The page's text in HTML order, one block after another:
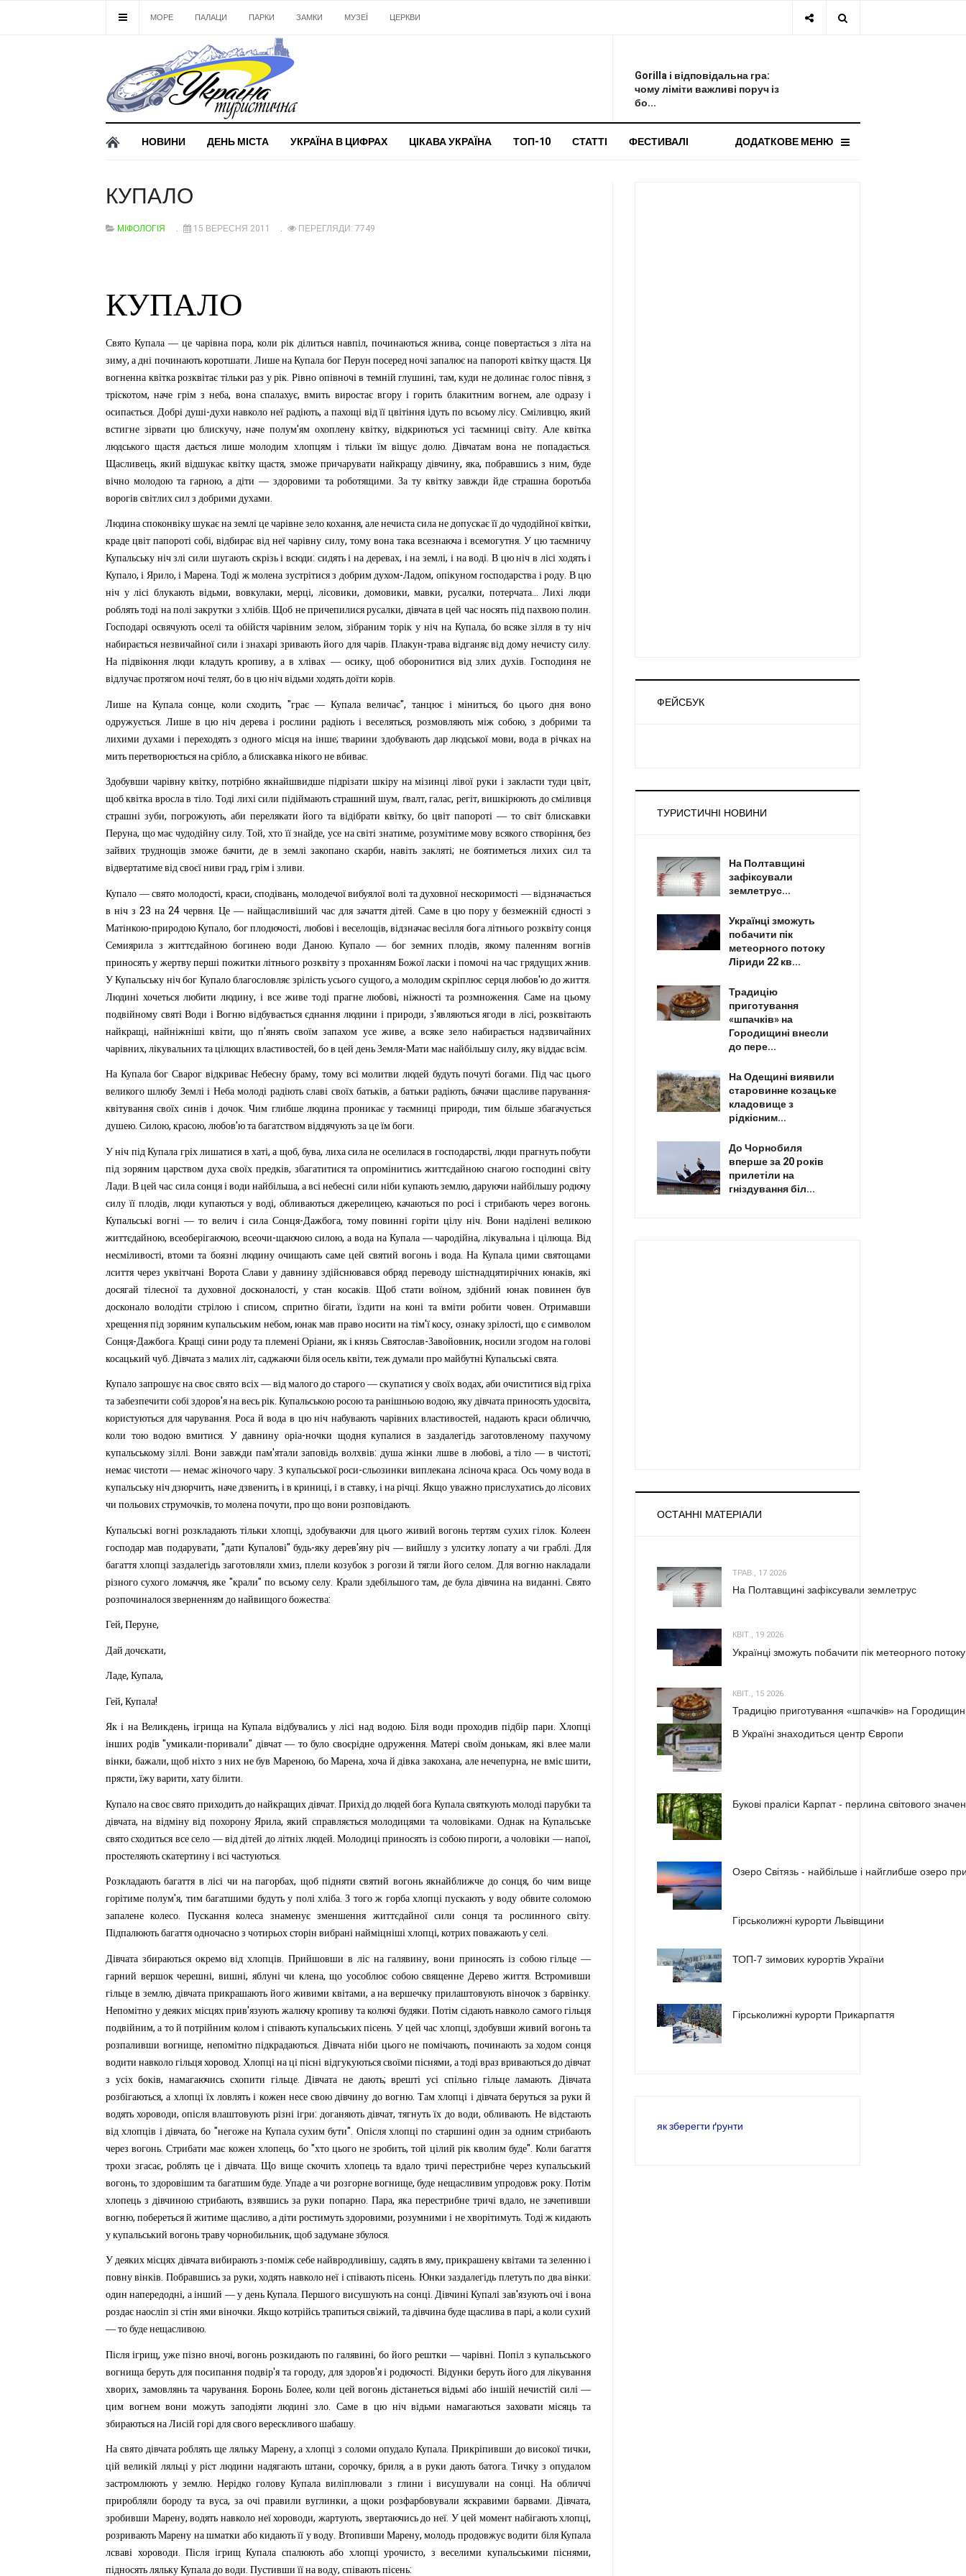
МОРЕ ПАЛАЦИ ПАРКИ ЗАМКИ МУЗЕЇ ЦЕРКВИ
Gorilla і відповідальна гра:
чому ліміти важливі поруч із
бо...
НОВИНИ ДЕНЬ МІСТА УКРАЇНА В ЦИФРАХ ЦІКАВА УКРАЇНА ТОП-10 СТАТТІ ДОДАТКОВЕ МЕНЮ
ФЕСТИВАЛІ
КУПАЛО
МІФОЛОГІЯ 15 ВЕРЕСНЯ 2011 ПЕРЕГЛЯДИ: 7749
КУПАЛО
Свято Купала — це чарівна пора, коли рік ділиться навпіл, починаються жнива, сонце повертається з літа на
зиму,а дні починають коротшати. Лише на Купала бог Перун посеред ночі запалює на папороті квітку щастя.Ця
вогненна квітка розквітає тільки раз у рік. Рівно опівночі в темній глушині, там,куди не долинає голос півня,з
тріскотом,наче грім з неба, вона спалахує,вмить виростає вгору і горить блакитним вогнем,але одразу і
осипається. Добрі душі-духи навколо неї радіють, а пахощі від її цвітіння ідуть по всьому лісу.Сміливцю, який
встигне зірвати цю блискучу,наче полум'ям охоплену квітку, відкриються усі таємниці світу.Але квітка
людського щастя дається лише молодим хлопцям і тільки їм віщує долю. Дівчатам вона не попадається.
Щасливець, який відшукає квітку щастя, зможе причарувати найкращу дівчину, яка, побравшись з ним, буде
вічно молодою та гарною, а діти — здоровими та роботящими.За ту квітку завжди йде страшна боротьба
ворогів світлих сил з добрими духами.
Людина споконвіку шукає на землі це чарівне зело кохання, але нечиста сила не допускає її до чудодійної квітки,
краде цвіт папороті собі,відбирає від неї чарівну силу, тому вона така всезнаюча і всемогутня. У цю таємничу
Купальську ніч злі сили шугають скрізь і всюди: сидять і на деревах, і на землі, і на воді. В цю ніч в лісі ходять і
Купало,і Ярило,і Марена.Тоді ж молена зустрітися з добрим духом-Ладом, опікуном господарства і роду. В цю
ніч у лісі блукають відьми, вовкулаки,мерці, лісовики, домовики,мавки,русалки, потерчата...Лихі люди
роблять тоді на полі закрутки з хлібів.Щоб не причепилися русалки, дівчата в цей час носять під пахвою полин.
Господарі освячують оселі та обійстя чарівним зелом,зібраним торік у ніч на Купала, бо всяке зілля в ту ніч
набирається незвичайної сили і знахарі зривають його для чарів. Плакун-трава відганяє від дому нечисту силу.
На підвіконня люди кладуть кропиву, а в хлівах — осику, щоб оборонитися від злих духів. Господиня не
відлучає протягом ночі телят, бо в цю ніч відьми ходять доїти корів.
Лише на Купала сонце, коли сходить, "грає — Купала величає", танцює і міниться,бо цього дня воно
одружується.Лише в цю ніч дерева і рослини радіють і веселяться, розмовляють між собою, з добрими та
лихими духами і переходять з одного місця на інше;тварини здобувають дар людської мови,вода в річках на
мить перетворюється на срібло, а блискавка нікого не вбиває.
Здобувши чарівну квітку,потрібно якнайшвидше підрізати шкіру на мізинці лівої руки і закласти туди цвіт,
щоб квітка вросла в тіло.Тоді лихі сили підіймають страшний шум, ґвалт,галас, регіт,вишкірюють до сміливця
страшні зуби, погрожують, аби перелякати його та відібрати квітку,бо цвіт папороті — то світ блискавки
Перуна, що має чудодійну силу.Той, хто її знайде, усе на світі знатиме, розумітиме мову всякого створіння,без
зайвих труднощів зможе бачити,де в землі закопано скарби,навіть закляті; не боятиметься лихих сил та
відвертатиме від своєї ниви град, грім і зливи.
Купало — свято молодості, краси,сподівань, молодечої вибуялої волі та духовної нескоримості — відзначається
в ніч з 23 на 24 червня. Це — найщасливіший час для зачаття дітей. Саме в цю пору у безмежній єдності з
Матінкою-природою Купало, бог плодючості, любові і веселощів, відзначає весілля бога літнього розквіту сонця
Семиярила з життєдайною богинею води Даною.Купало — бог земних плодів, якому паленням вогнів
приносять у жертву перші пожитки літнього розквіту з проханням Божої ласки і помочі на час грядущих жнив.
У Купальську ніч бог Купало благословляє зрілість усього сущого,а молодим скріплює серця любов'ю до життя.
Людині хочеться любити людину, і все живе тоді прагне любові,ніжності та розмноження.Саме на цьому
подвійному святі Води і Вогню відбувається єднання людини і природи, з'являються ягоди в лісі,розквітають
найкращі,найніжніші квіти,що п'янять своїм запахом усе живе, а всяке зело набирається надзвичайних
чарівних, лікувальних та цілющих властивостей, бо в цей день Земля-Мати має найбільшу силу, яку віддає всім.
На Купала бог Сварог відкриває Небесну браму, тому всі молитви людей будуть почуті богами. Під час цього
великого шлюбу Землі і Неба молоді радіють славі своїх батьків, а батьки радіють,бачачи щасливе парування-
квітування своїх синів і дочок.Чим глибше людина проникає у таємниці природи,тим більше збагачується
душею. Силою, красою, любов'ю та багатством віддячують за це їм боги.
У ніч під Купала гріх лишатися в хаті,а щоб,бува, лиха сила не оселилася в господарстві,люди прагнуть побути
під зоряним царством духа своїх предків, збагатитися та опромінитись життєдайною снагою господині світу
Лади.В цей час сила сонця і води найбільша,а всі небесні сили ніби купають землю, даруючи найбільшу родючу
силу її плодів, люди купаються у воді, обливаються джерелицею,качаються по росі і стрибають через вогонь.
Купальські вогні — то велич і сила Сонця-Дажбога, тому повинні горіти цілу ніч.Вони наділені великою
життєдайною, всеоберігаючою, всеочи-щаючою силою, а вода на Купала — чародійна,лікувальна і цілюща.Від
несміливості,втоми та боязні людину очищають саме цей святий вогонь і вода.На Купала цими святощами
лсиття через уквітчані Ворота Слави у давнину здійснювався обряд переводу шістнадцятирічних юнаків,які
досягай тілесної та духовної досконалості,у стан косаків. Щоб стати воїном,здібний юнак повинен був
досконало володіти стрілою і списом,спритно бігати,їздити на коні та вміти робити човен.Отримавши
хрещення під зоряним купальським небом, юнак мав право носити на тім'ї косу, ознаку зрілості,що є символом
Сонця-Дажбога.Кращі сини роду та племені Оріани, як і князь Святослав-Завойовник, носили згодом на голові
косацький чуб. Дівчата з малих літ, саджаючи біля осель квіти, теж думали про майбутні Купальські свята.
Купало запрошує на своє свято всіх — від малого до старого — скупатися у своїх водах, аби очиститися від гріха
та забезпечити собі здоров'я на весь рік. Купальською росою та ранішньою водою, яку дівчата приносять удосвіта,
користуються для чарування. Роса й вода в цю ніч набувають чарівних властивостей, надають краси обличчю,
коли тою водою вмитися. У давнину оріа-ночки щодня купалися в заздалегідь заготовленому пахучому
купальському зіллі. Вони завжди пам'ятали заповідь волхвів:душа жінки лшве в любові, а тіло — в чистоті;
немає чистоти — немає жіночого чару.З купальської роси-сльозинки виплекана лсіноча краса.Ось чому вода в
купальську ніч дзюрчить, наче дзвенить, і в криниці,і в ставку, і на річці.Якщо уважно прислухатись до лісових
чи польових струмочків, то молена почути, про що вони розповідають.
Купальські вогні розкладають тільки хлопці, здобуваючи для цього живий вогонь тертям сухих гілок.Колеен
господар мав подарувати, "дати Купалові"будь-яку дерев'яну річ — вийшлу з улситку лопату а чи граблі. Для
багаття хлопці заздалегідь заготовляли хмиз, плели козубок з рогози й тягли його селом.Для вогню накладали
різного сухого ломаччя,яке "крали"по всьому селу. Крали здебільшого там, де була дівчина на виданні. Свято
розпочиналося зверненням до найвищого божества:
Гей, Перуне,
Дай дочєкати,
Ладе, Купала,
Гей, Купала!
Як і на Великдень,ігрища на Купала відбувались у лісі над водою.Біля води проходив підбір пари.Хлопці
інших родів "умикали-поривали" дівчат — то було своєрідне одруження.Матері своїм донькам, які влее мали
вінки, бажали,щоб ніхто з них не був Мареною, бо Марена,хоча й дівка закохана, але нечепурна, не вміє шити,
прясти, їжу варити, хату білити.
Купало на своє свято приходить до найкращих дівчат. Прихід до людей бога Купала святкують молоді парубки та
дівчата,на відміну від похорону Ярила,який справляється молодицями та чоловіками.Однак на Купальське
свято сходиться все село — від дітей до літніх людей. Молодиці приносять із собою пироги, а чоловіки — напої,
простеляють скатертину і всі частуються.
Розкладають багаття в лісі чи на пагорбах, щоб підняти святий вогонь якнайближче до сонця,бо чим вище
горітиме полум'я, тим багатшими будуть у полі хліба.З того ж горба хлопці пускають у воду обвите соломою
запалене
колесо. Пускання колеса знаменує зменшення життєдайної сили сонця та рослинного світу.
Підпалюють багаття одночасно з чотирьох сторін вибрані найміцніші хлопці, котрих поважають у селі.
Дівчата збираються окремо від хлопців.Прийшовши в ліс на галявину,вони приносять із собою гільце —
гарний вершок черешні, вишні, яблуні чи клена,що уособлює собою священне Дерево життя.Встромивши
гільце в землю, дівчата прикрашають його живими квітами, а на вершечку прилаштовують віночок з барвінку.
Непомітно у деяких місцях прив'язують жалючу кропиву та колючі будяки. Потім сідають навколо самого гільця
подвійним,а то й потрійним колом і співають купальських пісень. У цей час хлопці,здобувши живий вогонь та
розпаливши вогнище, непомітно підкрадаються. Дівчата ніби цього не помічають, починають за ходом сонця
водити навколо гільця хоровод.Хлопці на ці пісні відгукуються своїми піснями, а тоді враз вриваються до дівчат
з усіх боків,намагаючись схопити гільце.Дівчата не дають;врешті усі спільно гільце ламають.Дівчата
розбігаються,а хлопці їх ловлять і кожен несе свою дівчину до вогню.Там хлопці і дівчата беруться за руки й
водять хороводи,опісля влаштовують різні ігри: доганяють дівчат,тягнуть їх до води, обливають.Не відстають
від хлопців і дівчата,бо "негоже на Купала сухим бути". Опісля хлопці по старшині один за одним стрибають
через вогонь.Стрибати має кожен хлопець, бо"хто цього не зробить,той цілий рік кволим буде". Коли багаття
трохи згасає,роблять це і дівчата.Що вище скочить хлопець та вдало тричі перестрибне через купальський
вогонь,то здоровішим та багатшим буде.Упаде а чи розгорне вогнище,буде нещасливим упродовж року.Потім
хлопець з дівчиною стрибають,взявшись за руки попарно. Пара, яка перестрибне тричі вдало,не зачепивши
вогню,побереться й житиме щасливо, а діти ростимуть здоровими,розумними і не хворітимуть. Тоді ж кидають
у купальський вогонь траву чорнобильник, щоб задумане збулося.
У деяких місцях дівчата вибирають з-поміж себе найвродливішу, садять в яму,прикрашену квітами та зеленню і
повну вінків. Побравшись за руки,ходять навколо неї і співають пісень. Юнки заздалегідь плетуть по два вінки:
один напередодні, а інший — у день Купала.Першого висушують на сонці.Дівчині Купалі зав'язують очі і вона
роздає наосліп зі стін ями віночки. Якщо котрійсь трапиться свіжий, та дівчина буде щаслива в парі, а коли сухий
— то буде нещасливою.
Після ігрищ, уже пізно вночі,вогонь розкидають по галявині, бо його рештки — чарівні.Попіл з купальського
вогнища беруть для посипання подвір'я та городу, для здоров'я і родючості.Відунки беруть його для лікування
хворих, замовлянь та чарування.Боронь Более,коли цей вогонь дістанеться відьмі або іншій нечистій силі —
цим вогнем вони можуть заподіяти людині зло. Саме в цю ніч відьми намагаються заховати місяць та
збираються на Лисій горі для свого верескливого шабашу.
На свято дівчата роблять ще ляльку Марену,а хлопці з соломи опудало Купала. Прикріпивши до високої тички,
цій великій ляльці у ріст людини надягають штани, сорочку,бриля,а в руки дають батога.Тичку з опудалом
застромлюють у землю.Нерідко голову Купала виліплювали з глини і висушували на сонці.На обличчі
приробляли бороду та вуса, за очі правили вуглинки, а щоки розфарбовували яскравими барвами.Дівчата,
зробивши Марену,водять навколо неї хороводи, жартують, звертаючись до неї. У цей момент набігають хлопці,
розривають Марену на шматки або кидають її у воду. Втопивши Марену,молодь продовжує водити біля Купала
лсваві хороводи. Після ігрищ Купала спалюють або хлопці урочисто, з веселими купальськими піснями,
підносять ляльку Купала до води. Пустивши її на воду, співають пісень:
ФЕЙСБУК
ТУРИСТИЧНІ НОВИНИ
На Полтавщині
зафіксували
землетрус...
Українці зможуть
побачити пік
метеорного потоку
Ліриди 22 кв...
Традицію
приготування
«шпачків» на
Городищині внесли
до пере...
На Одещині виявили
старовинне козацьке
кладовище з
рідкісним...
До Чорнобиля
вперше за 20 років
прилетіли на
гніздування біл...
ОСТАННІ МАТЕРІАЛИ
ТРАВ., 17 2026
На Полтавщині зафіксували землетрус
КВІТ., 19 2026
Українці зможуть побачити пік метеорного
КВІТ., 15 2026
Традицію приготування «шпачків» на
В Україні знаходиться центр Європи
Букові праліси Карпат - перлина світового
Озеро Світязь - найбільше і найглибше озеро
Гірськолижні курорти Львівщини
ТОП-7 зимових курортів України
Гірськолижні курорти Прикарпаття
як зберегти ґрунти